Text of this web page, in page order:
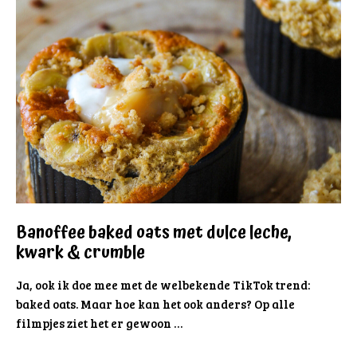
Banoffee baked oats met dulce leche,
kwark & crumble
Ja, ook ik doe mee met de welbekende TikTok trend:
baked oats. Maar hoe kan het ook anders? Op alle
filmpjes ziet het er gewoon …